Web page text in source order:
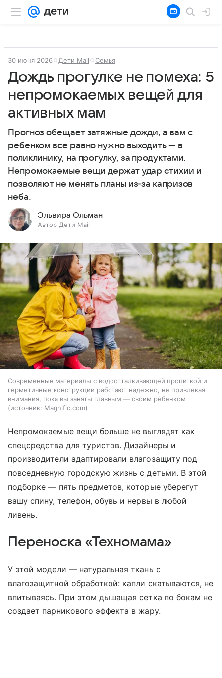
30 июня 2026 Дети Mail Семья
Дождь прогулке не помеха: 5
непромокаемых вещей для
активных мам
Прогноз обещает затяжные дожди, а вам с
ребенком все равно нужно выходить — в
поликлинику, на прогулку, за продуктами.
Непромокаемые вещи держат удар стихии и
позволяют не менять планы из‑за капризов
неба.
Эльвира Ольман
Автор Дети Mail
Современные материалы с водоотталкивающей пропиткой и
герметичные конструкции работают надежно, не привлекая
внимания, пока вы заняты главным — своим ребенком
источник: Magnific.com
Непромокаемые вещи больше не выглядят как
спецсредства для туристов. Дизайнеры и
производители адаптировали влагозащиту под
повседневную городскую жизнь с детьми. В этой
подборке — пять предметов, которые уберегут
вашу спину, телефон, обувь и нервы в любой
ливень.
Переноска «Техномама»
У этой модели — натуральная ткань с
влагозащитной обработкой: капли скатываются, не
впитываясь. При этом дышащая сетка по бокам не
создает парникового эффекта в жару.